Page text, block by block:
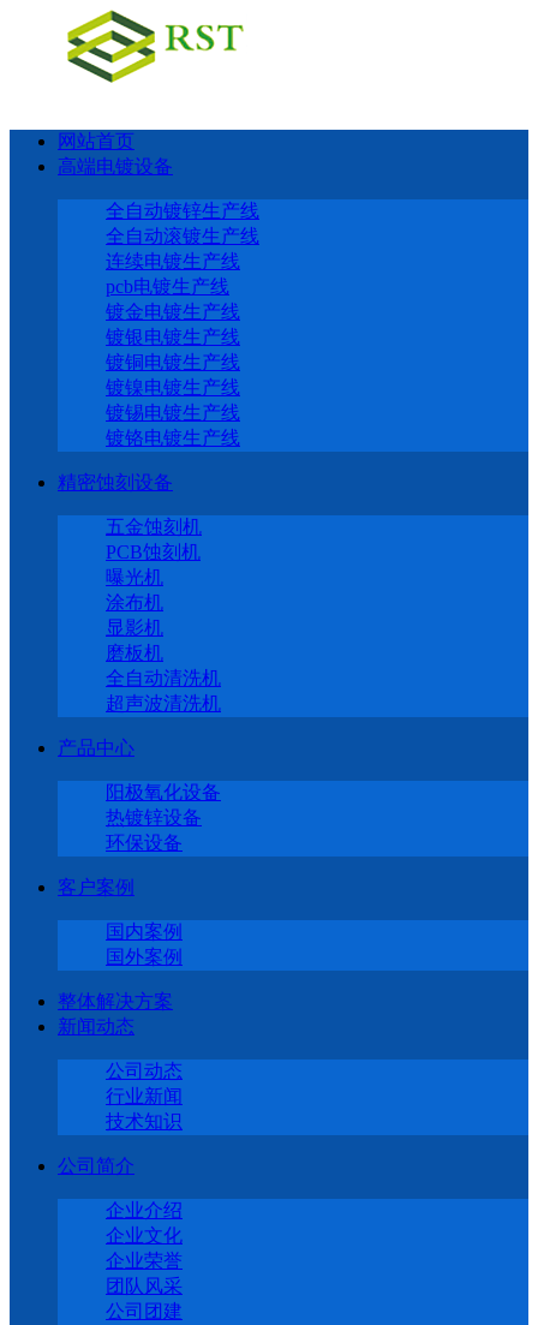
网站首页
高端电镀设备
全自动镀锌生产线
全自动滚镀生产线
连续电镀生产线
pcb电镀生产线
镀金电镀生产线
镀银电镀生产线
镀铜电镀生产线
镀镍电镀生产线
镀锡电镀生产线
镀铬电镀生产线
精密蚀刻设备
五金蚀刻机
PCB蚀刻机
曝光机
涂布机
显影机
磨板机
全自动清洗机
超声波清洗机
产品中心
阳极氧化设备
热镀锌设备
环保设备
客户案例
国内案例
国外案例
整体解决方案
新闻动态
公司动态
行业新闻
技术知识
公司简介
企业介绍
企业文化
企业荣誉
团队风采
公司团建